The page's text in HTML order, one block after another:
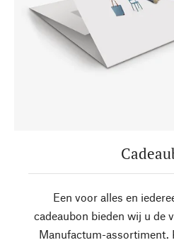
Een voor alles en
cadeaubon bieden wij u de
Manufactum-assortiment.